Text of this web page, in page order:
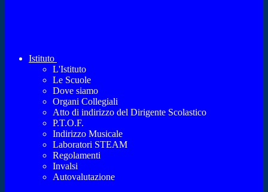
Istituto
L'Istituto
Le Scuole
Dove siamo
Organi Collegiali
Atto di indirizzo del Dirigente Scolastico
P.T.O.F.
Indirizzo Musicale
Laboratori STEAM
Regolamenti
Invalsi
Autovalutazione